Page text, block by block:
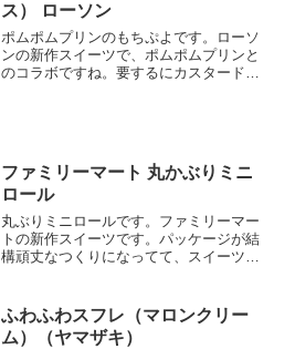
ス） ローソン
ポムポムプリンのもちぷよです。ローソ
ンの新作スイーツで、ポムポムプリンと
のコラボですね。要するにカスタード系
ファミリーマート 丸かぶりミニ
ロール
丸ぶりミニロールです。ファミリーマー
トの新作スイーツです。パッケージが結
構頑丈なつくりになってて、スイーツっ
ージで美味しさを感じることが出来なか
ったのは残念ですが食べて...
ふわふわスフレ（マロンクリー
ム）（ヤマザキ）